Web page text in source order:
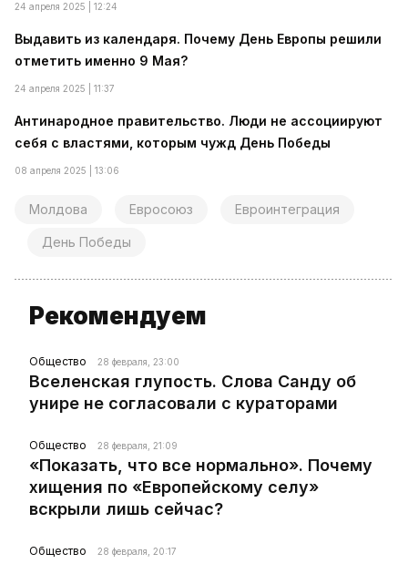
24 апреля 2025 | 12:24
Выдавить из календаря. Почему День Европы решили
отметить именно 9 Мая?
24 апреля 2025 | 11:37
Антинародное правительство. Люди не ассоциируют
себя с властями, которым чужд День Победы
08 апреля 2025 | 13:06
Молдова Евросоюз Евроинтеграция
День Победы
Рекомендуем
Общество 28 февраля, 23:00
Вселенская глупость. Слова Санду об
унире не согласовали с кураторами
Общество 28 февраля, 21:09
«Показать, что все нормально». Почему
хищения по «Европейскому селу»
вскрыли лишь сейчас?
Общество 28 февраля, 20:17